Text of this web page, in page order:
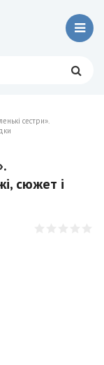
сестри».
сюжет і